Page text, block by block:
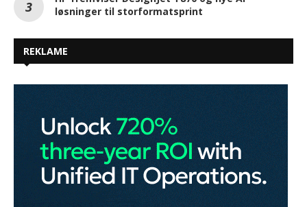
løsninger til storformatsprint
REKLAME